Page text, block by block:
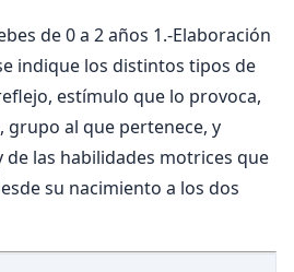
de 0 a 2 años 1.-Elaboración
indique los distintos tipos de
estímulo que lo provoca,
grupo al que pertenece, y
las habilidades motrices que
su nacimiento a los dos